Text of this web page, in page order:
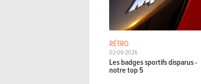
RÉTRO
02-06-2026
Les badges sportifs disparus -
notre top 5